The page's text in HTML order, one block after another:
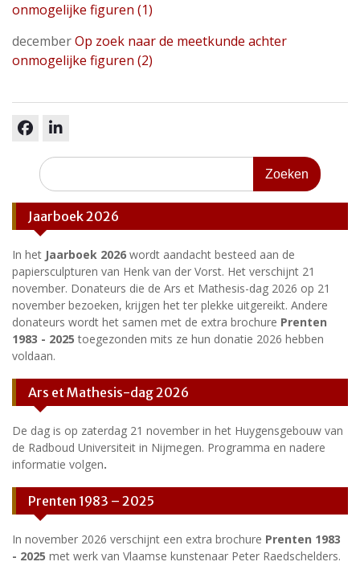
onmogelijke figuren (1)
decemberOp zoek naar de meetkunde achter
onmogelijke figuren (2)
Zoeken
naar:
Jaarboek 2026
In het Jaarboek 2026 wordt aandacht besteed aan de
papiersculpturen van Henk van der Vorst. Het verschijnt 21
november. Donateurs die de Ars et Mathesis-dag 2026 op 21
november bezoeken, krijgen het ter plekke uitgereikt. Andere
donateurs wordt het samen met de extra brochure Prenten
1983 - 2025 toegezonden mits ze hun donatie 2026 hebben
voldaan.
Ars et Mathesis-dag 2026
De dag is op zaterdag 21 november in het Huygensgebouw van
de Radboud Universiteit in Nijmegen. Programma en nadere
informatie volgen.
Prenten 1983 – 2025
In november 2026 verschijnt een extra brochure Prenten 1983
- 2025 met werk van Vlaamse kunstenaar Peter Raedschelders.